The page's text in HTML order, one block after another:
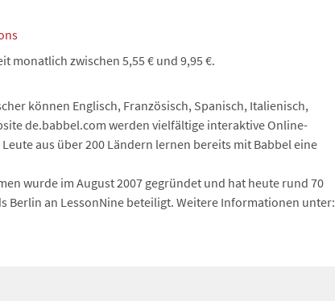
monatlich zwischen 5,55 € und 9,95 €.
können Englisch, Französisch, Spanisch, Italienisch,
de.babbel.com werden vielfältige interaktive Online-
aus über 200 Ländern lernen bereits mit Babbel eine
wurde im August 2007 gegründet und hat heute rund 70
Berlin an LessonNine beteiligt. Weitere Informationen unter: